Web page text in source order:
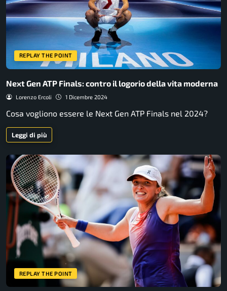
REPLAY THE POINT
Next Gen ATP Finals: contro il logorio della vita moderna
Lorenzo Ercoli 1 Dicembre 2024
Cosa vogliono essere le Next Gen ATP Finals nel 2024?
Leggi di più
REPLAY THE POINT